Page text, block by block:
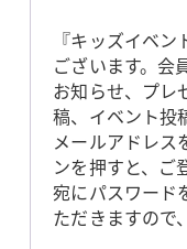
『キッズイベ
ございます。会
お知らせ、プレ
稿、イベント投
メールアドレス
ンを押すと、ご
宛にパスワード
ただきますので